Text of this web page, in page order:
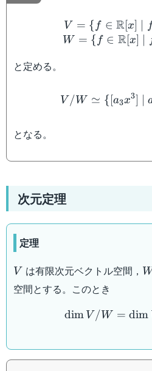
V = { f ∈ R[x] f
W = { f ∈ R[x]
と定める。
V /W ≃ {[a3x3]
となる。
次元定理
定理
V
V は有限次元ベクトル空間，
空間とする。このとき
dim V /W = dim